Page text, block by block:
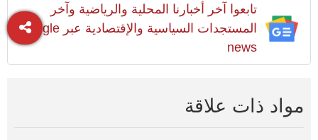
تابعوا آخر أخبارنا المحلية والرياضية وآخر
المستجدات السياسية والإقتصادية عبر Google
news
مواد ذات علاقة